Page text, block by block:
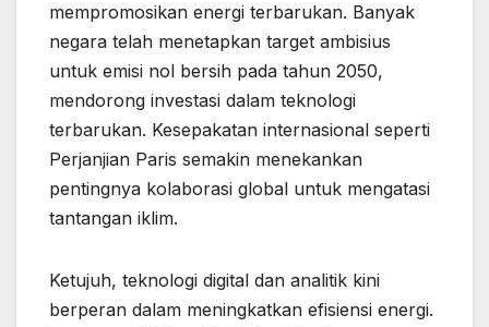
mempromosikan energi terbarukan. Banyak
negara telah menetapkan target ambisius
untuk emisi nol bersih pada tahun 2050,
mendorong investasi dalam teknologi
terbarukan. Kesepakatan internasional seperti
Perjanjian Paris semakin menekankan
pentingnya kolaborasi global untuk mengatasi
tantangan iklim.
Ketujuh, teknologi digital dan analitik kini
berperan dalam meningkatkan efisiensi energi.